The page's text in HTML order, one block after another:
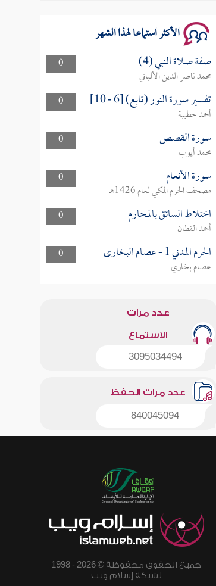
الأكثر استماعا لهذا الشهر
0 صفة صلاة النبي (4)
محمد ناصر الدين الألباني
0
تفسير سورة النور (تابع) [6 - 10]
أحمد حطيبة
0
سورة القصص
محمد أيوب
0
سورة الأنعام
مصحف الحرم المكي لعام 1426هـ
0
اختلاط السائق بالمحارم
أحمد القطان
0
الحرم المدني 1 - عصام البخارى
عصام بخاري
عدد مرات
الاستماع
3095034494
عدد مرات الحفظ
840045094
جميع الحقوق محفوظة © 2026 - 1998
لشبكة إسلام ويب